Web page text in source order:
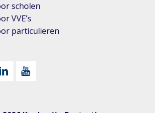
scholen
VVE’s
particulieren